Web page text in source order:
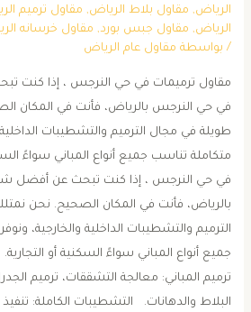
الرياض, مقاول بلاط الرياض, مقاول ترميم
الرياض, مقاول جبس بورد, مقاول خرسانه
/ بواسطة مقاول عام الرياض
مقاول ترميمات في حي النرجس ، إذا كنت
في حي النرجس بالرياض، فأنت في المكان
طويلة في مجال الترميم والتشطيبات الداخلية
متكاملة تناسب جميع أنواع المباني سواءً
في حي النرجس ، إذا كنت تبحث عن أفضل
بالرياض، فأنت في المكان الصحيح. نحن
الترميم والتشطيبات الداخلية والخارجية،
جميع أنواع المباني سواءً السكنية أو
ترميم المباني: معالجة التشققات، ترميم
البلاط والدهانات. التشطيبات الكاملة: